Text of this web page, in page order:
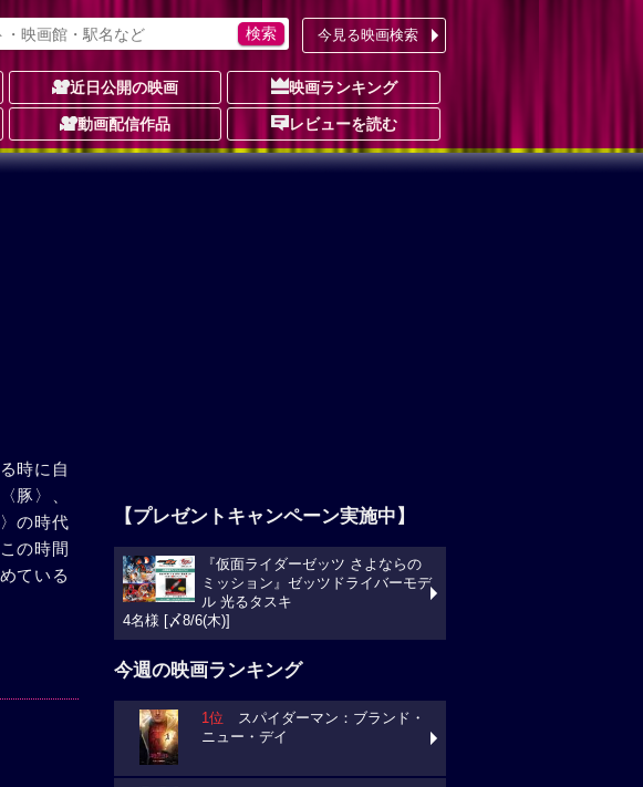
今見る映画検索
近日公開の映画 映画ランキング
動画配信作品 レビューを読む
時に自
豚〉、
の時代
の時間
ている
【プレゼントキャンペーン実施中】
『仮面ライダーゼッツ さよならの
ミッション』ゼッツドライバーモデ
ル 光るタスキ
4名様 [〆8/6(木)]
今週の映画ランキング
1位 スパイダーマン：ブランド・
ニュー・デイ